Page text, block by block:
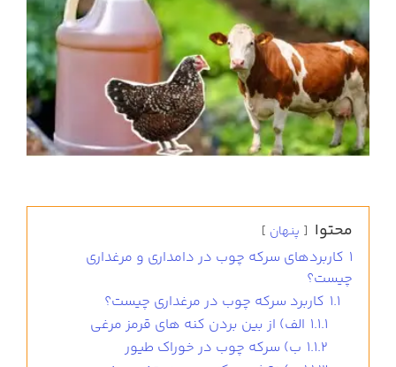
محتوا پنهان
1 کاربردهای سرکه چوب در دامداری و مرغداری
چیست؟
1.1 کاربرد سرکه چوب در مرغداری چیست؟
1.1.1 الف) از بین بردن کنه های قرمز مرغی
1.1.2 ب) سرکه چوب در خوراک طیور